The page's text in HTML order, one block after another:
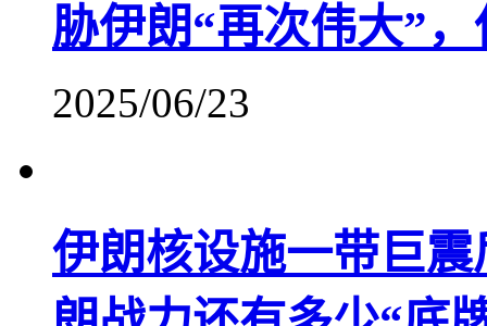
胁伊朗“再次伟大”
2025/06/23
伊朗核设施一带巨